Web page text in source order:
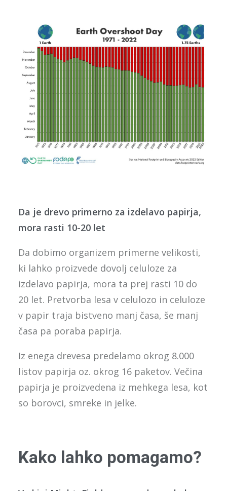
Da je drevo primerno za izdelavo papirja,
mora rasti 10-20 let
Da dobimo organizem primerne velikosti,
ki lahko proizvede dovolj celuloze za
izdelavo papirja, mora ta prej rasti 10 do
20 let. Pretvorba lesa v celulozo in celuloze
v papir traja bistveno manj časa, še manj
časa pa poraba papirja.
Iz enega drevesa predelamo okrog 8.000
listov papirja oz. okrog 16 paketov. Večina
papirja je proizvedena iz mehkega lesa, kot
so borovci, smreke in jelke.
Kako lahko pomagamo?